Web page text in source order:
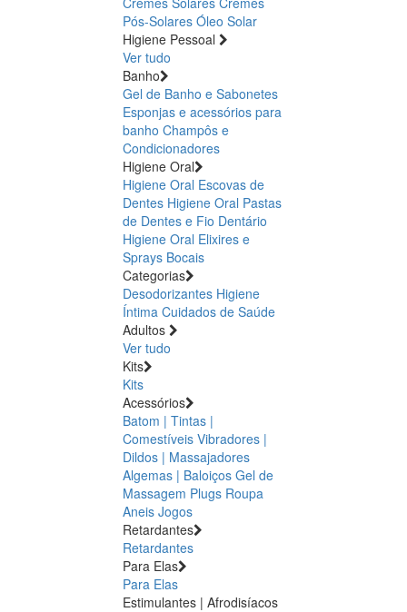
Pós-Solares Óleo Solar
Higiene Pessoal
Ver tudo
Banho
Gel de Banho e Sabonetes
Esponjas e acessórios para
banho Champôs e
Condicionadores
Higiene Oral
Higiene Oral Escovas de
Dentes Higiene Oral Pastas
de Dentes e Fio Dentário
Higiene Oral Elixires e
Sprays Bocais
Categorias
Desodorizantes Higiene
Íntima Cuidados de Saúde
Adultos
Ver tudo
Kits
Kits
Acessórios
Batom | Tintas |
Comestíveis Vibradores |
Dildos | Massajadores
Algemas | Baloiços Gel de
Massagem Plugs Roupa
Aneis Jogos
Retardantes
Retardantes
Para Elas
Para Elas
Estimulantes | Afrodisíacos